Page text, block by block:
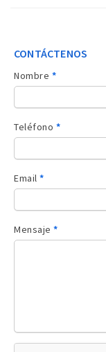
CONTÁCTENOS
Contacto
sidebar
Nombre *
Teléfono *
Email *
Mensaje *